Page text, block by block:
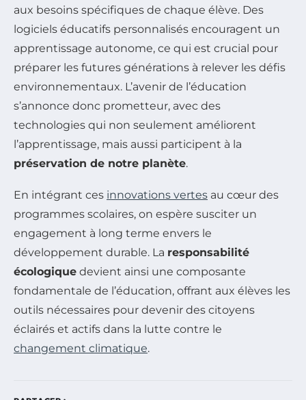
aux besoins spécifiques de chaque élève. Des
logiciels éducatifs personnalisés encouragent un
apprentissage autonome, ce qui est crucial pour
préparer les futures générations à relever les défis
environnementaux. L’avenir de l’éducation
s’annonce donc prometteur, avec des
technologies qui non seulement améliorent
l’apprentissage, mais aussi participent à la
préservation de notre planète.
En intégrant ces innovations vertes au cœur des
programmes scolaires, on espère susciter un
engagement à long terme envers le
développement durable. La responsabilité
écologique devient ainsi une composante
fondamentale de l’éducation, offrant aux élèves les
outils nécessaires pour devenir des citoyens
éclairés et actifs dans la lutte contre le
changement climatique.